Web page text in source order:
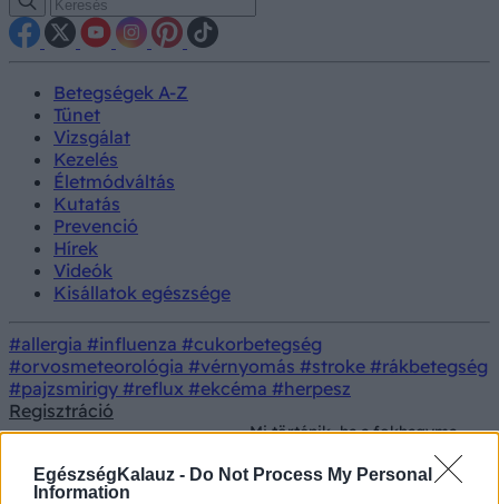
EgészségKalauz - Do Not Process My Personal
Information
Betegségek A-Z
Tünet
Vizsgálat
Kezelés
Életmódváltás
Kutatás
Prevenció
Hírek
Videók
Kisállatok egészsége
#allergia #influenza #cukorbetegség
#orvosmeteorológia #vérnyomás #stroke #rákbetegség
#pajzsmirigy #reflux #ekcéma #herpesz
Regisztráció
Mi történik, ha a fokhagyma
vagy meg lehet enni?